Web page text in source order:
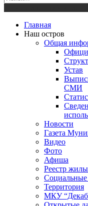
Главная
Наш остров
Общая
Устав
СМИ
Новости
Газета
Видео
Фото
Афиша
Реестр
Социальные
Территория
МКУ